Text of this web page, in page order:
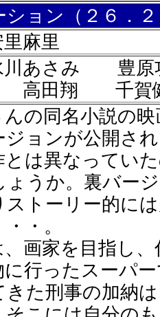
ョン（２６．
麻里
あさみ 豊
高田翔 千賀
の同名小説の
ジョンが公開さ
とは異なってい
ょうか。裏バー
ストーリー的に
・。
画家を目指し、
に行ったスーパ
きた刑事の加納